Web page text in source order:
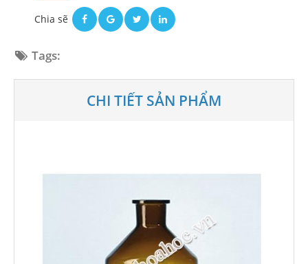
Chia sẽ
Tags:
CHI TIẾT SẢN PHẨM